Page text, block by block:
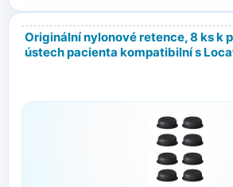
Originální nylonové retence, 8 ks k
ústech pacienta kompatibilní s